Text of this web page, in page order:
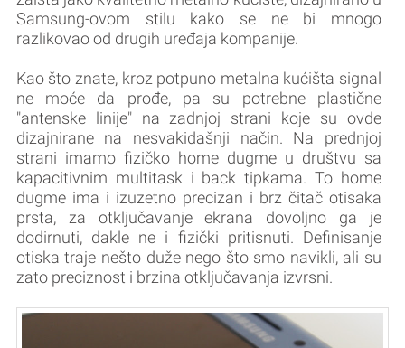
Samsung-ovom stilu kako se ne bi mnogo
razlikovao od drugih uređaja kompanije.
Kao što znate, kroz potpuno metalna kućišta signal
ne moće da prođe, pa su potrebne plastične
"antenske linije" na zadnjoj strani koje su ovde
dizajnirane na nesvakidašnji način. Na prednjoj
strani imamo fizičko home dugme u društvu sa
kapacitivnim multitask i back tipkama. To home
dugme ima i izuzetno precizan i brz čitač otisaka
prsta, za otključavanje ekrana dovoljno ga je
dodirnuti, dakle ne i fizički pritisnuti. Definisanje
otiska traje nešto duže nego što smo navikli, ali su
zato preciznost i brzina otključavanja izvrsni.